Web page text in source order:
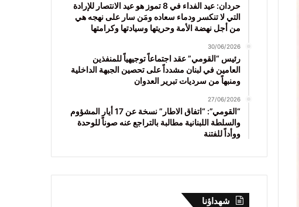
حردان: عيد الفداء في 8 تموز هو عيد الانتصار للإرادة
التي لا تنكسر ودماء سعاده ومَن سار على نهجه هي
من أجل نهضة الأمة وحريتها وسيادتها وكرامتها
30/06/2026
رئيس “القومي” عقد اجتماعاً توجيهياً للمنفذين
العامين في لبنان مشدداً على تحصين الجبهة الداخلية
ومنبهاً من سرديات تبرير العدوان
27/06/2026
“القومي”: “اتفاق الاطار” نسخة عن 17 أيار المشؤوم
والسلطة اللبنانية مطالبة بالتراجع عنه صوناً للوحدة
ووأداً للفتنة
شهداؤنا